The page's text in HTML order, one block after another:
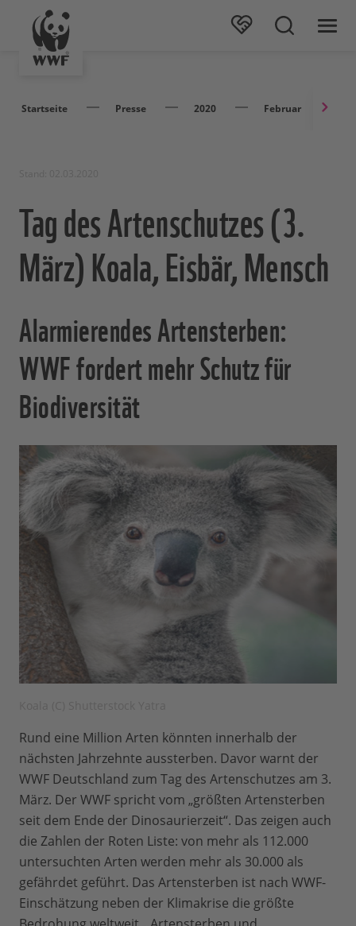
Startseite Presse 2020 Februar
Tag des Artenschutzes (3.
März) Koala, Eisbär, Mensch
Alarmierendes Artensterben:
WWF fordert mehr Schutz für
Biodiversität
Rund eine Million Arten könnten innerhalb der
nächsten Jahrzehnte aussterben. Davor warnt der
WWF Deutschland zum Tag des Artenschutzes am 3.
März. Der WWF spricht vom „größten Artensterben
seit dem Ende der Dinosaurierzeit“. Das zeigen auch
die Zahlen der Roten Liste: von mehr als 112.000
untersuchten Arten werden mehr als 30.000 als
gefährdet geführt. Das Artensterben ist nach WWF-
Einschätzung neben der Klimakrise die größte